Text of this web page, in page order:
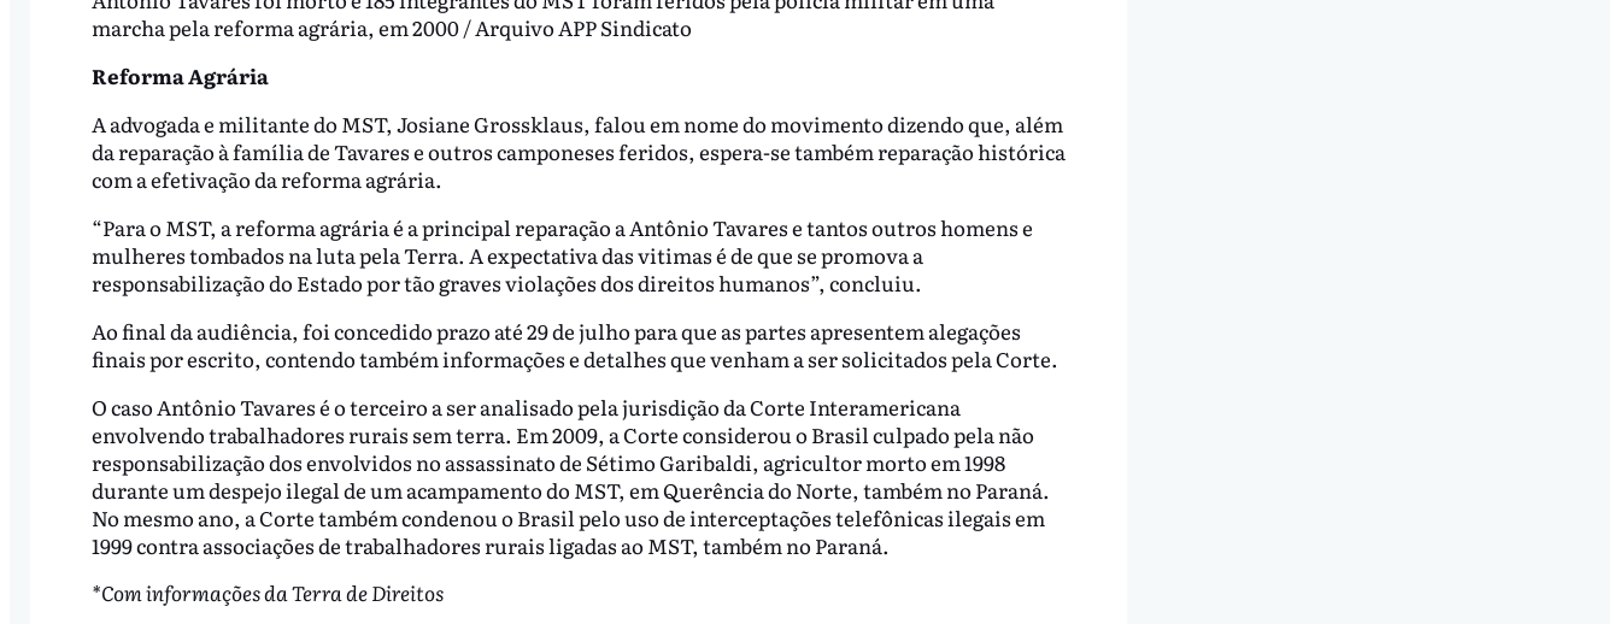
marcha pela reforma agrária, em 2000 / Arquivo APP Sindicato
Reforma Agrária
A advogada e militante do MST, Josiane Grossklaus, falou em nome do movimento dizendo que, além
da reparação à família de Tavares e outros camponeses feridos, espera-se também reparação histórica
com a efetivação da reforma agrária.
“Para o MST, a reforma agrária é a principal reparação a Antônio Tavares e tantos outros homens e
mulheres tombados na luta pela Terra. A expectativa das vitimas é de que se promova a
responsabilização do Estado por tão graves violações dos direitos humanos”, concluiu.
Ao final da audiência, foi concedido prazo até 29 de julho para que as partes apresentem alegações
finais por escrito, contendo também informações e detalhes que venham a ser solicitados pela Corte.
O caso Antônio Tavares é o terceiro a ser analisado pela jurisdição da Corte Interamericana
envolvendo trabalhadores rurais sem terra. Em 2009, a Corte considerou o Brasil culpado pela não
responsabilização dos envolvidos no assassinato de Sétimo Garibaldi, agricultor morto em 1998
durante um despejo ilegal de um acampamento do MST, em Querência do Norte, também no Paraná.
No mesmo ano, a Corte também condenou o Brasil pelo uso de interceptações telefônicas ilegais em
1999 contra associações de trabalhadores rurais ligadas ao MST, também no Paraná.
*Com informações da Terra de Direitos